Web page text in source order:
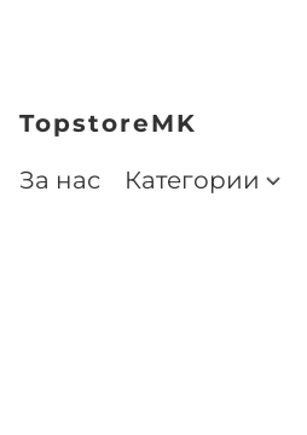
TopstoreMK
За нас
Категории